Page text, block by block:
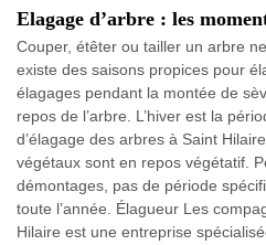
Elagage d’arbre : les
Couper, étêter ou tailler un arbre
existe des saisons propices pour
élagages pendant la montée de
repos de l’arbre. L’hiver est la
d’élagage des arbres à Saint
végétaux sont en repos végétatif.
démontages, pas de période
toute l’année. Élagueur Les
Hilaire est une entreprise